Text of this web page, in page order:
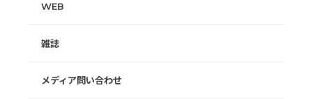
WEB
雑誌
メディア問い合わせ